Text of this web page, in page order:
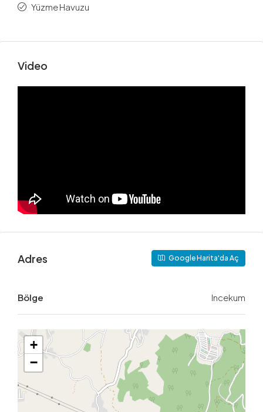
Yüzme Havuzu
Video
Adres Google Harita'da Aç
Bölge Incekum
+
−